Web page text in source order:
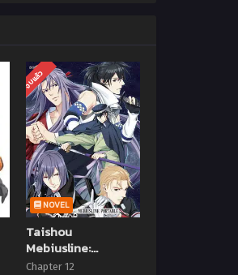
จบแล้ว
NOVEL
Taishou
Mebiusline:
Chicchai-san ตอนที่
Chapter 12